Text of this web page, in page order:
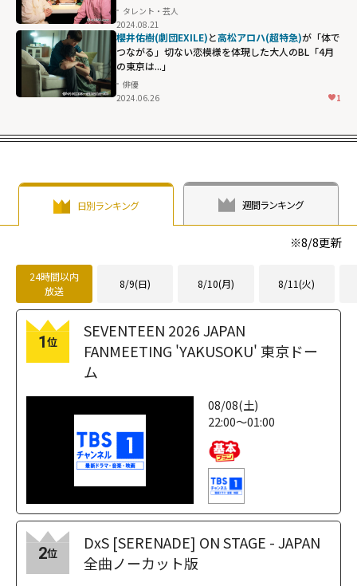
タレント・芸人
2024.08.21
櫻井佑樹(劇団EXILE)と高松アロハ(超特急)が「体で
つながる」切ない恋模様を体現した大人のBL「4月
の東京は...」
俳優
2024.06.26
1
日別ランキング 週間ランキング
※8/8更新
24時間以内
放送
8/9(日) 8/10(月) 8/11(火)
1位
SEVENTEEN 2026 JAPAN
FANMEETING 'YAKUSOKU' 東京ドー
ム
08/08(土)
22:00～01:00
2位
DxS [SERENADE] ON STAGE - JAPAN
全曲ノーカット版